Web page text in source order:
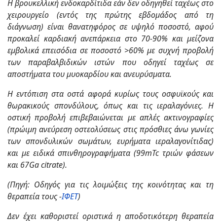
Η βρουκελλική ενδοκαρδίτιδα εάν δεν οδηγηθεί ταχέως στο
χειρουργείο (εντός της πρώτης εβδομάδος από τη
διάγνωση) είναι θανατηφόρος σε υψηλό ποσοστό, αφού
προκαλεί καρδιακή ανεπάρκεια στο 70-90% και μείζονα
εμβολικά επεισόδια σε ποσοστό >60% με συχνή προβολή
των παραβαλβιδικών ιστών που οδηγεί ταχέως σε
αποστήματα του μυοκαρδίου και ανευρύσματα.
Η εντόπιση στα οστά αφορά κυρίως τους οσφυϊκούς και
θωρακικούς σπονδύλους, όπως και τις ιεραλαγόνιες. Η
οστική προβολή επιβεβαιώνεται με απλές ακτινογραφίες
(πρώιμη ανεύρεση οστεολύσεως στις πρόσθιες άνω γωνίες
των σπονδυλικών σωμάτων, ευρήματα ιεραλαγονίτιδας)
και με ειδικά σπινθηρογραφήματα (99mTc τριών φάσεων
και 67Ga citrate).
(Πηγή: Οδηγός για τις λοιμώξεις της κοινότητας και τη
θεραπεία τους -ΙΦΕΤ)
Δεν έχει καθοριστεί οριστικά η αποδοτικότερη θεραπεία